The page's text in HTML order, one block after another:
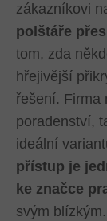
zákazníkovi
polštáře
tom, zda
hřejivější
řešení. Firma
poradenství,
ideální
přístup je
ke značce
svým blízkým.